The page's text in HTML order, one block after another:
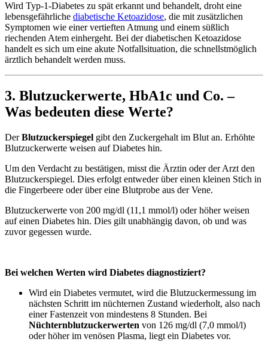
Wird Typ-1-Diabetes zu spät erkannt und behandelt, droht eine
lebensgefährliche diabetische Ketoazidose, die mit zusätzlichen
Symptomen wie einer vertieften Atmung und einem süßlich
riechenden Atem einhergeht. Bei der diabetischen Ketoazidose
handelt es sich um eine akute Notfallsituation, die schnellstmöglich
ärztlich behandelt werden muss.
3. Blutzuckerwerte, HbA1c und Co. –
Was bedeuten diese Werte?
DerBlutzuckerspiegel gibt den Zuckergehalt im Blut an. Erhöhte
Blutzuckerwerte weisen auf Diabetes hin.
Um den Verdacht zu bestätigen, misst die Ärztin oder der Arzt den
Blutzuckerspiegel. Dies erfolgt entweder über einen kleinen Stich in
die Fingerbeere oder über eine Blutprobe aus der Vene.
Blutzuckerwerte von 200 mg/dl (11,1 mmol/l) oder höher weisen
auf einen Diabetes hin. Dies gilt unabhängig davon, ob und was
zuvor gegessen wurde.
Bei welchen Werten wird Diabetes diagnostiziert?
Wird ein Diabetes vermutet, wird die Blutzuckermessung im
nächsten Schritt im nüchternen Zustand wiederholt, also nach
einer Fastenzeit von mindestens 8 Stunden. Bei
Nüchternblutzuckerwerten von 126 mg/dl (7,0 mmol/l)
oder höher im venösen Plasma, liegt ein Diabetes vor.